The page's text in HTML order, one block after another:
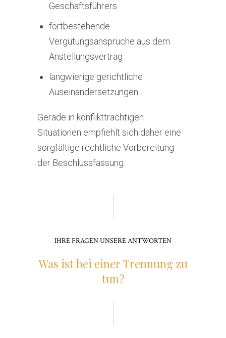
Geschäftsführers
fortbestehende
Vergütungsansprüche aus dem
Anstellungsvertrag
langwierige gerichtliche
Auseinandersetzungen
Gerade in konfliktträchtigen
Situationen empfiehlt sich daher eine
sorgfältige rechtliche Vorbereitung
der Beschlussfassung.
IHRE FRAGEN UNSERE ANTWORTEN
Was ist bei einer Trennung zu
tun?